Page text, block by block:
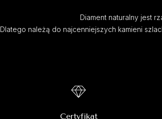
Diament naturalny jest
Dlatego należą do najcenniejszych kamieni
Certyfikat